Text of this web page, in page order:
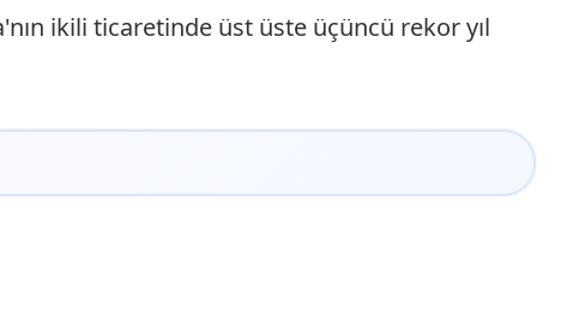
ikili ticaretinde üst üste üçüncü rekor yıl